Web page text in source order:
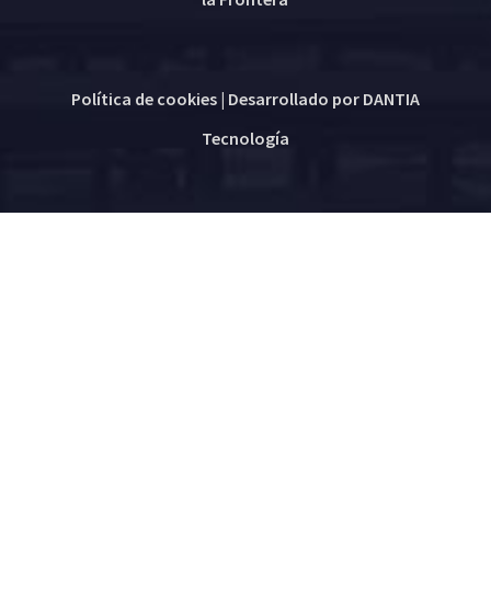
Política de cookies| Desarrollado por DANTIA
Tecnología